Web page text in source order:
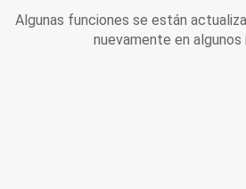
Algunas funciones se están
nuevamente en